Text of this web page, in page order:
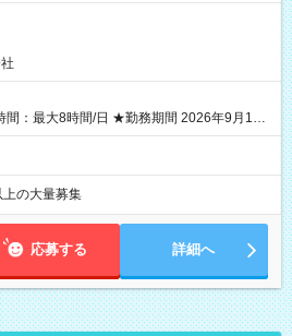
間：最大8時間/日 ★勤務期間 2026年9月16
短期勤務OK! 期間中フル勤務できる方優遇
日数応相談) ※期間前から勤務スタートも可
上の大量募集
応募する 詳細へ